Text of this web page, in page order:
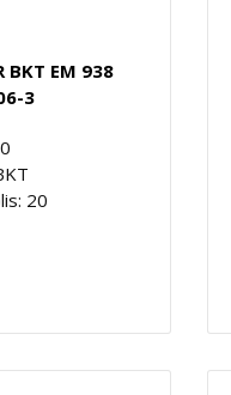
BKT EM 938
3
20